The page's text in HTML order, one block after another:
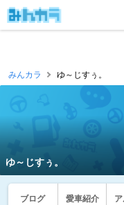
みんカラ ゆ～じすぅ。
ゆ～じすぅ。
ブログ 愛車紹介